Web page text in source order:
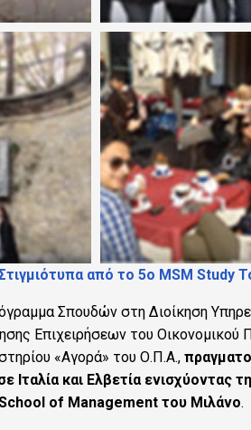
από το 5ο MSM Study
Σπουδών στη Διοίκηση
Επιχειρήσεων του Οικονομικού
«Αγορά» του Ο.Π.Α.,
Ιταλία και Ελβετία ενισχύοντας τη
of Management του Μιλάνο.